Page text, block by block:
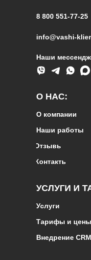
8 800 551-77-25
info@vashi-
Контакты
О компании
Наши работы
О НАС:
Тарифы и цены
Внедрение
УСЛУГИ И
Услуги
Наши
Отзывы